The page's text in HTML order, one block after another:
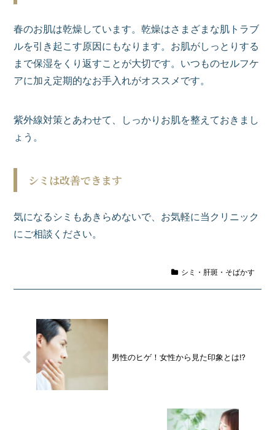
春のお肌は乾燥しています。乾燥はさまざまな肌トラブ
ルを引き起こす原因にもなります。お肌がしっとりする
まで保湿をくり返すことが大切です。いつものセルフケ
アに加え定期的なお手入れがオススメです。
紫外線対策とあわせて、しっかりお肌を整えておきまし
ょう。
シミは改善できます
気になるシミもあきらめないで、お気軽に当クリニック
にご相談ください。
シミ・肝斑・そばかす
男性のヒゲ！女性から見た印象とは⁉